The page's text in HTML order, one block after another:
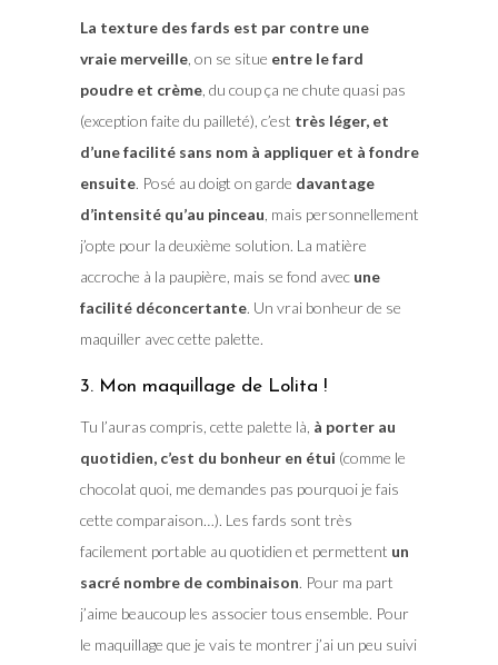
La texture des fards est par contre une
vraie merveille, on se situe entre le fard
poudre et crème, du coup ça ne chute quasi pas
(exception faite du pailleté), c’est très léger, et
d’une facilité sans nom à appliquer et à fondre
ensuite. Posé au doigt on garde davantage
d’intensité qu’au pinceau , mais personnellement
j’opte pour la deuxième solution. La matière
accroche à la paupière, mais se fond avec une
facilité déconcertante. Un vrai bonheur de se
maquiller avec cette palette.
3. Mon maquillage de Lolita !
Tu l’auras compris, cette palette là, à porter au
quotidien, c’est du bonheur en étui (comme le
chocolat quoi, me demandes pas pourquoi je fais
cette comparaison…). Les fards sont très
facilement portable au quotidien et permettent un
sacré nombre de combinaison. Pour ma part
j’aime beaucoup les associer tous ensemble. Pour
le maquillage que je vais te montrer j’ai un peu suivi